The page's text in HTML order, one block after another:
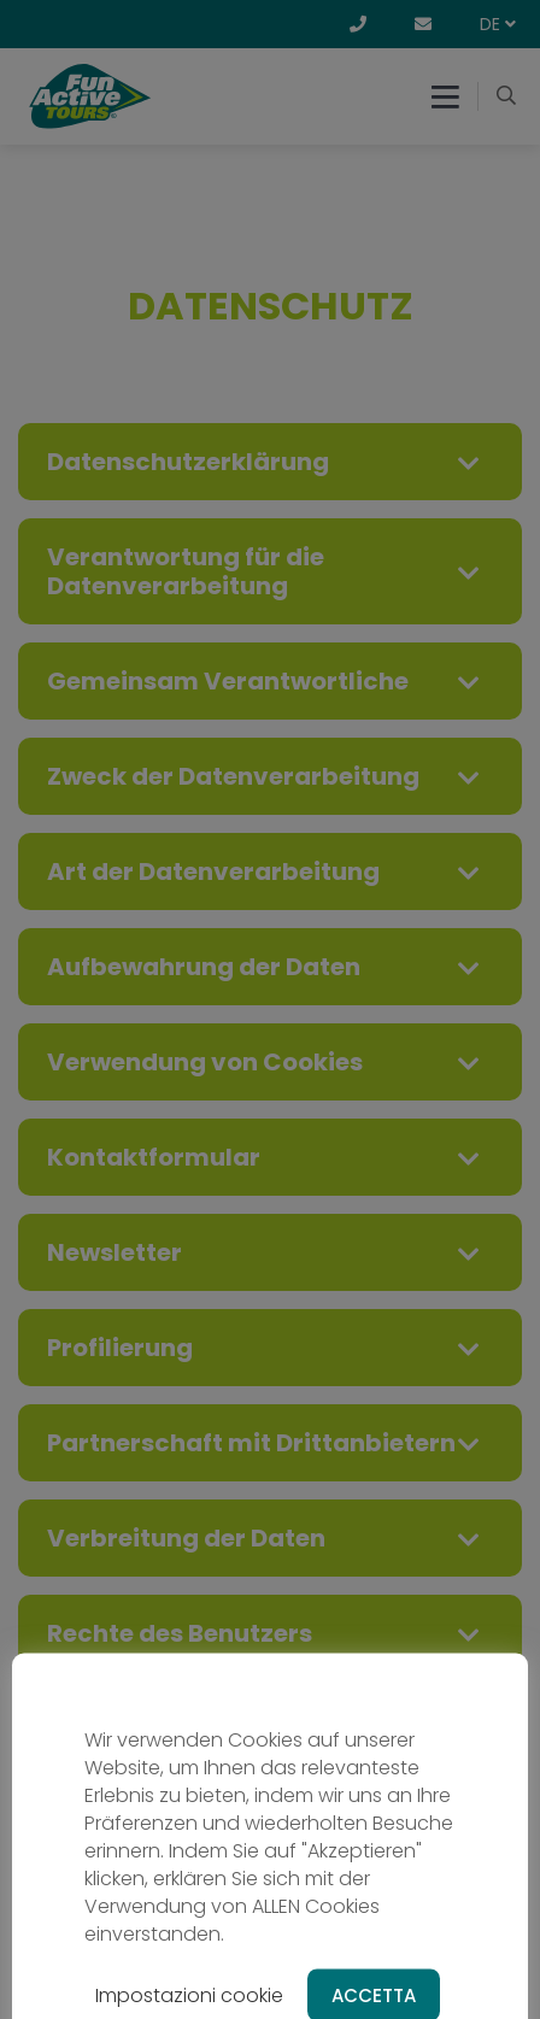
DE
DATENSCHUTZ
Datenschutzerklärung
Verantwortung für die
Datenverarbeitung
Gemeinsam Verantwortliche
Zweck der Datenverarbeitung
Art der Datenverarbeitung
Aufbewahrung der Daten
Verwendung von Cookies
Kontaktformular
Newsletter
Profilierung
Partnerschaft mit Drittanbietern
Verbreitung der Daten
Rechte des Benutzers
Die Rechte des betroffenen Nutzers
fassen wir nochmals wie folgt
zusammen:
Ort der Verarbeitung Ihrer
personenbezogenen Daten
Google Analytics
Wir verwenden Cookies auf unserer
Website, um Ihnen das relevanteste
Erlebnis zu bieten, indem wir uns an Ihre
Präferenzen und wiederholten Besuche
erinnern. Indem Sie auf "Akzeptieren"
klicken, erklären Sie sich mit der
Verwendung von ALLEN Cookies
einverstanden.
Impostazioni cookie ACCETTA